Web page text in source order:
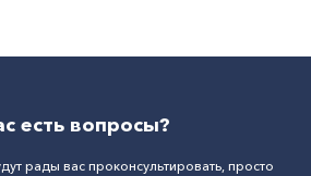
есть вопросы?
рады вас проконсультировать, просто